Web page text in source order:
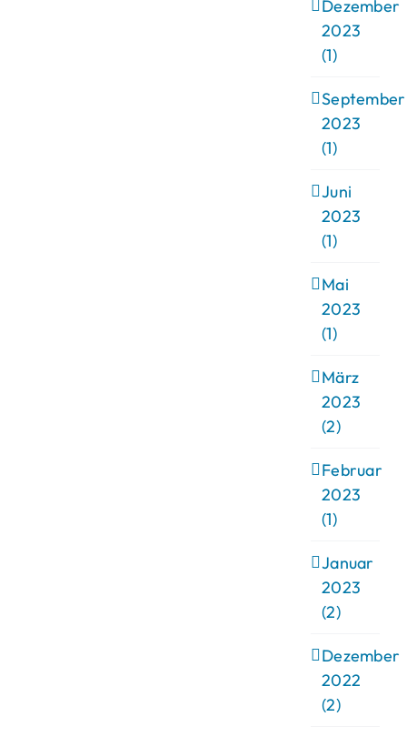
Dezember
2023
(1)
September
2023
(1)
Juni
2023
(1)
Mai
2023
(1)
März
2023
(2)
Februar
2023
(1)
Januar
2023
(2)
Dezember
2022
(2)